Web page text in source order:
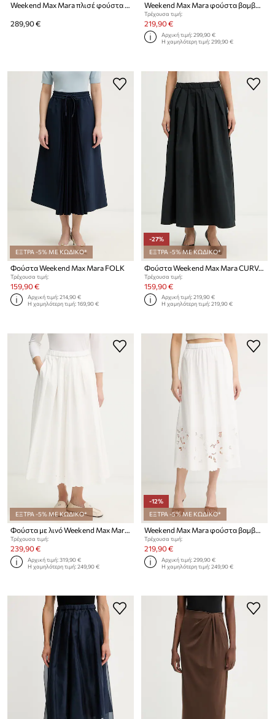
Weekend Max Mara πλισέ φούστα WKDNICCHIA
289,90 €
Weekend Max Mara φούστα βαμβακερή CARAVAN
Τρέχουσα τιμή:
219,90 €
Αρχική τιμή:299,90 €
Η χαμηλότερη τιμή:299,90 €
ΕΞΤΡΑ -5% ΜΕ ΚΩΔΙΚΟ*
Φούστα Weekend Max Mara FOLK
Τρέχουσα τιμή:
159,90 €
Αρχική τιμή:214,90 €
Η χαμηλότερη τιμή:169,90 €
-27%
ΕΞΤΡΑ -5% ΜΕ ΚΩΔΙΚΟ*
Φούστα Weekend Max Mara CURVATO
Τρέχουσα τιμή:
159,90 €
Αρχική τιμή:219,90 €
Η χαμηλότερη τιμή:219,90 €
ΕΞΤΡΑ -5% ΜΕ ΚΩΔΙΚΟ*
Φούστα με λινό Weekend Max Mara PIO
Τρέχουσα τιμή:
239,90 €
Αρχική τιμή:319,90 €
Η χαμηλότερη τιμή:249,90 €
-12%
ΕΞΤΡΑ -5% ΜΕ ΚΩΔΙΚΟ*
Weekend Max Mara φούστα βαμβακερή CARAVAN
Τρέχουσα τιμή:
219,90 €
Αρχική τιμή:299,90 €
Η χαμηλότερη τιμή:249,90 €